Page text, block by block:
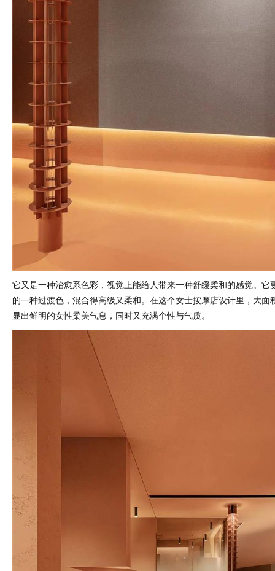
它又是一种治愈系色彩，视觉上能给人带来一种舒缓柔和的感觉。它
的一种过渡色，混合得高级又柔和。在这个女士按摩店设计里，大面
显出鲜明的女性柔美气息，同时又充满个性与气质。